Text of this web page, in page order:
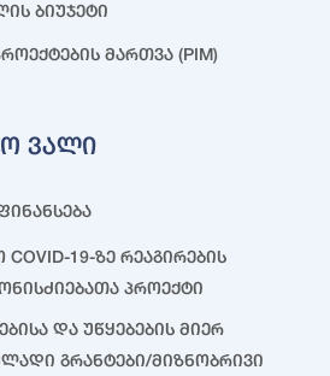
ბიუჯეტი
მართვა (PIM)
ვალი
19-ზე რეაგირების
პროექტი
და უწყებების მიერ
გრანტები/მიზნობრივი